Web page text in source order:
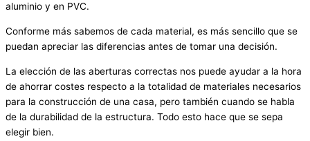
aluminio y en PVC.
Conforme más sabemos de cada material, es más sencillo que se
puedan apreciar las diferencias antes de tomar una decisión.
La elección de las aberturas correctas nos puede ayudar a la hora
de ahorrar costes respecto a la totalidad de materiales necesarios
para la construcción de una casa, pero también cuando se habla
de la durabilidad de la estructura. Todo esto hace que se sepa
elegir bien.